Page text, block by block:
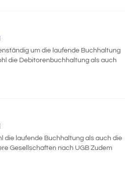
um die laufende Buchhaltung
die Debitorenbuchhaltung als auch
die laufende Buchhaltung als auch die
Gesellschaften nach UGB Zudem